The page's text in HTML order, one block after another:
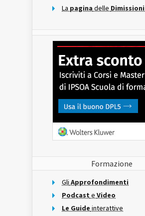
La pagina delle
Formazione
Gli Approfondimenti
Podcast e Video
Le Guide interattive